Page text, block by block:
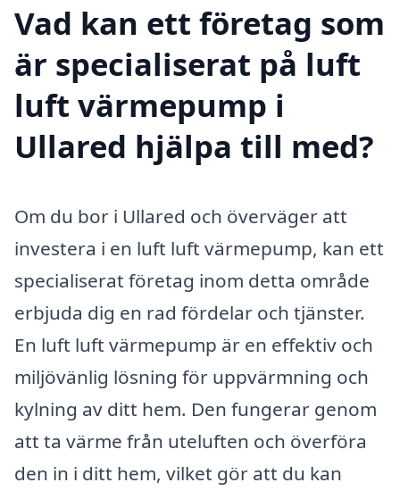
Vad kan ett företag som
är specialiserat på luft
luft värmepump i
Ullared hjälpa till med?
Om du bor i Ullared och överväger att
investera i en luft luft värmepump, kan ett
specialiserat företag inom detta område
erbjuda dig en rad fördelar och tjänster.
En luft luft värmepump är en effektiv och
miljövänlig lösning för uppvärmning och
kylning av ditt hem. Den fungerar genom
att ta värme från uteluften och överföra
den in i ditt hem, vilket gör att du kan